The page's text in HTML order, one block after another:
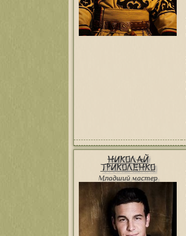
Николай
Триколенко
Младший мастер